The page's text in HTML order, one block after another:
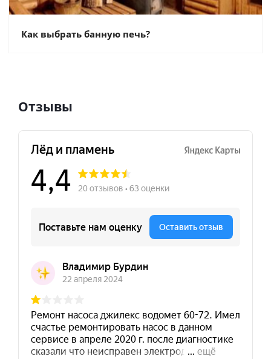
Как выбрать банную печь?
Отзывы